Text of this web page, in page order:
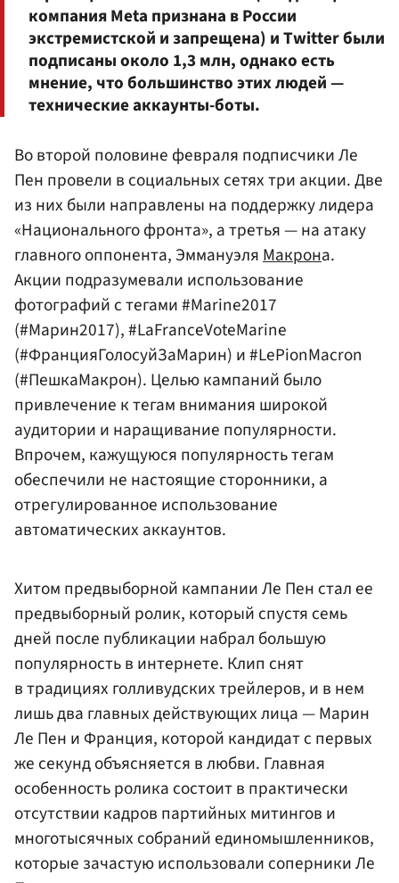
компания Meta признана в России
экстремистской и запрещена) и Twitter были
подписаны около 1,3 млн, однако есть
мнение, что большинство этих людей —
технические аккаунты-боты.
Во второй половине февраля подписчики Ле
Пен провели в социальных сетях три акции. Две
из них были направлены на поддержку лидера
«Национального фронта», а третья — на атаку
главного оппонента, ЭммануэляМакрона.
Акции подразумевали использование
фотографий с тегами #Marine2017
(#Марин2017), #LaFranceVoteMarine
(#ФранцияГолосуйЗаМарин) и #LePionMacron
(#ПешкаМакрон). Целью кампаний было
привлечение к тегам внимания широкой
аудитории и наращивание популярности.
Впрочем, кажущуюся популярность тегам
обеспечили не настоящие сторонники, а
отрегулированное использование
автоматических аккаунтов.
Хитом предвыборной кампании Ле Пен стал ее
предвыборный ролик, который спустя семь
дней после публикации набрал большую
популярность в интернете. Клип снят
в традициях голливудских трейлеров, и в нем
лишь два главных действующих лица — Марин
Ле Пен и Франция, которой кандидат с первых
же секунд объясняется в любви. Главная
особенность ролика состоит в практически
отсутствии кадров партийных митингов и
многотысячных собраний единомышленников,
которые зачастую использовали соперники Ле